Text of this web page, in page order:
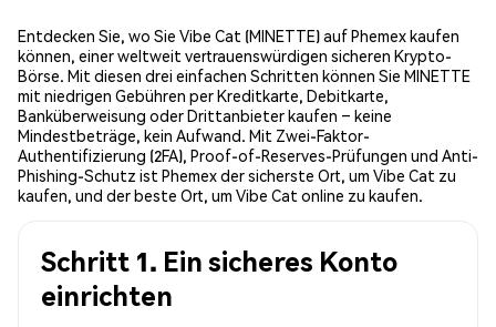
Entdecken Sie, wo Sie Vibe Cat (MINETTE) auf Phemex kaufen
können, einer weltweit vertrauenswürdigen sicheren Krypto-
Börse. Mit diesen drei einfachen Schritten können Sie MINETTE
mit niedrigen Gebühren per Kreditkarte, Debitkarte,
Banküberweisung oder Drittanbieter kaufen – keine
Mindestbeträge, kein Aufwand. Mit Zwei-Faktor-
Authentifizierung (2FA), Proof-of-Reserves-Prüfungen und Anti-
Phishing-Schutz ist Phemex der sicherste Ort, um Vibe Cat zu
kaufen, und der beste Ort, um Vibe Cat online zu kaufen.
Schritt 1. Ein sicheres Konto
einrichten